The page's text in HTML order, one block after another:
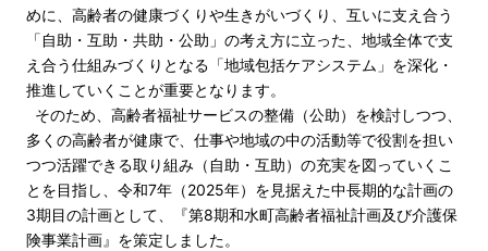
めに、高齢者の健康づくりや生きがいづくり、互いに支え合う
「自助・互助・共助・公助」の考え方に立った、地域全体で支
え合う仕組みづくりとなる「地域包括ケアシステム」を深化・
推進していくことが重要となります。
そのため、高齢者福祉サービスの整備（公助）を検討しつつ、
多くの高齢者が健康で、仕事や地域の中の活動等で役割を担い
つつ活躍できる取り組み（自助・互助）の充実を図っていくこ
とを目指し、令和7年（2025年）を見据えた中長期的な計画の
3期目の計画として、『第8期和水町高齢者福祉計画及び介護保
険事業計画』を策定しました。